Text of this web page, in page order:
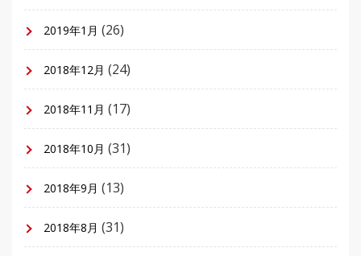
2019年1月 (26)
2018年12月 (24)
2018年11月 (17)
2018年10月 (31)
2018年9月 (13)
2018年8月 (31)